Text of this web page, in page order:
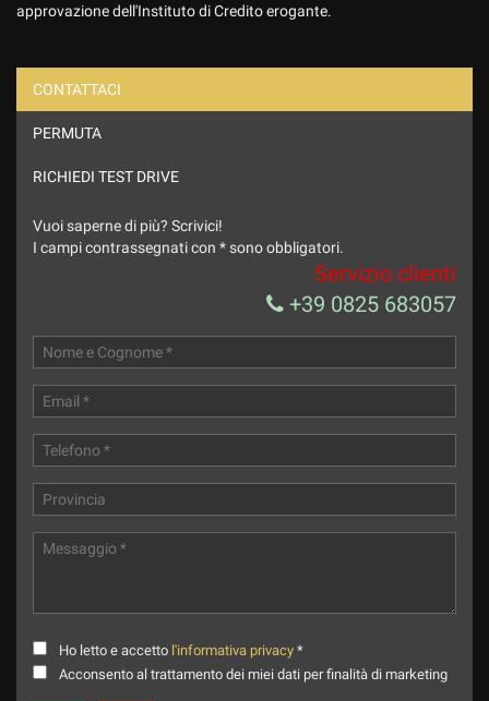
Ho letto e accetto
marketing
Invia la tua richiesta
approvazione dell'Instituto di Credito erogante.
CONTATTACI
PERMUTA
RICHIEDI TEST DRIVE
Vuoi saperne di più? Scrivici!
I campi contrassegnati con * sono obbligatori.
Servizio clienti
+39 0825 683057
Ho letto e accetto l'informativa privacy *
Acconsento al trattamento dei miei dati per finalità di marketing